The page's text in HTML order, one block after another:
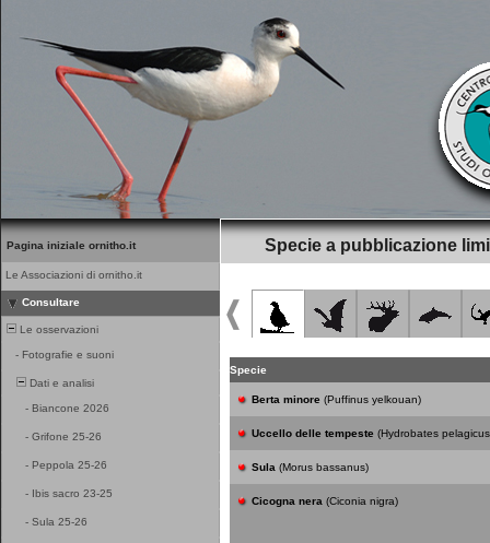
Pagina iniziale ornitho.it
Le Associazioni di ornitho.it
Consultare
Le osservazioni
- Fotografie e suoni
Dati e analisi
- Biancone 2026
- Grifone 25-26
- Peppola 25-26
- Ibis sacro 23-25
- Sula 25-26
Specie a pubblicazione
Specie
Berta minore (Puffinus yelkouan)
Uccello delle tempeste (Hydrobates
Sula (Morus bassanus)
Cicogna nera (Ciconia nigra)